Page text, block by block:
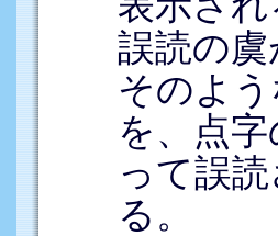
誤読の虞
そのよ
を、点
って誤
る。